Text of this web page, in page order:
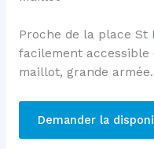
Proche de la place St
facilement
maillot, grande
Demander la